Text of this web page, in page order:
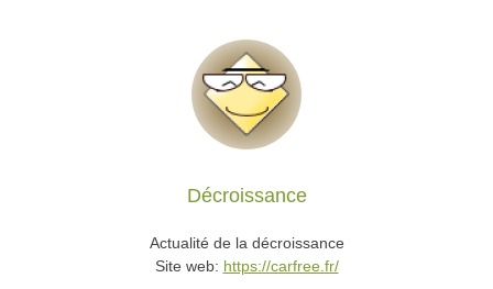
Décroissance
Actualité de la décroissance
Site web: https://carfree.fr/